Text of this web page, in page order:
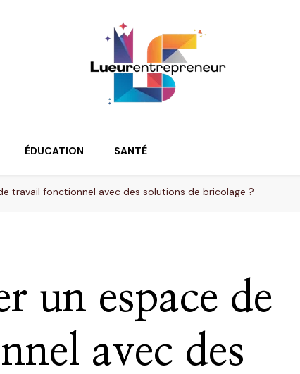
ÉDUCATION SANTÉ
travail fonctionnel avec des solutions de bricolage ?
un espace de
avec des